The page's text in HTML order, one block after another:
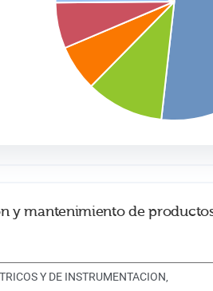
y mantenimiento de
Y DE INSTRUMENTACION,